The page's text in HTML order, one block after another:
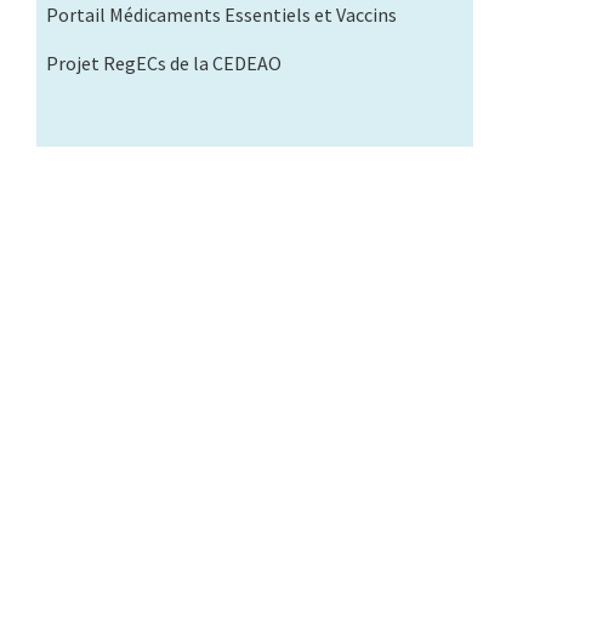
Portail Médicaments Essentiels et Vaccins
Projet RegECs de la CEDEAO